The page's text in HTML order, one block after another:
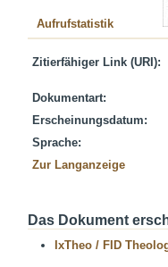
Aufrufstatistik
Zitierfähiger Link (URI):
Dokumentart:
Erscheinungsdatum:
Sprache:
Zur Langanzeige
Das Dokument
IxTheo / FID